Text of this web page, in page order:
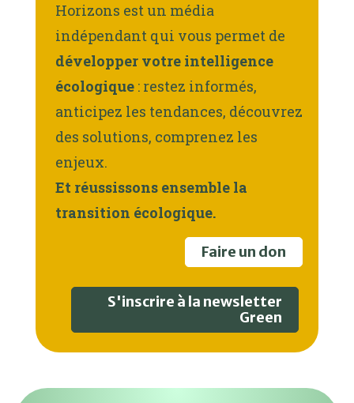
Horizons est un média
indépendant qui vous permet de
développer votre intelligence
écologique : restez informés,
anticipez les tendances, découvrez
des solutions, comprenez les
enjeux.
Et réussissons ensemble la
transition écologique.
Faire un don
S'inscrire à la newsletter
Green